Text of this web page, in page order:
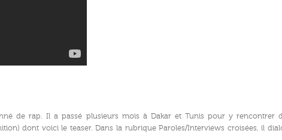
de rap. Il a passé plusieurs mois à Dakar et Tunis pour y rencontrer
dont voici le teaser. Dans la rubrique Paroles/Interviews croisées, il